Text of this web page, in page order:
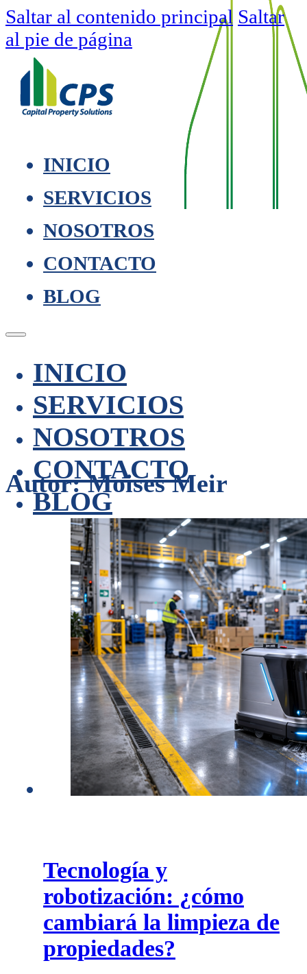
Saltar al contenido principal Saltar
al pie de página
INICIO
SERVICIOS
NOSOTROS
CONTACTO
BLOG
INICIO
SERVICIOS
NOSOTROS
CONTACTO
BLOG
Autor:Moises Meir
Tecnología y
robotización: ¿cómo
cambiará la limpieza de
propiedades?